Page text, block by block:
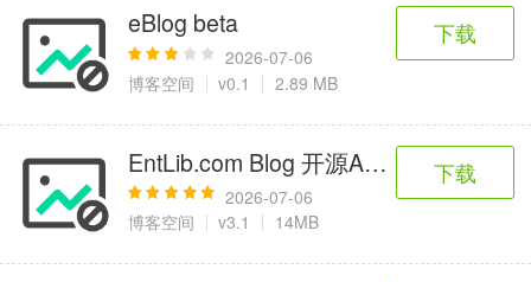
eBlog beta
2026-07-06
博客空间
v0.1 2.89 MB
下载
EntLib.com Blog 开源ASP.NET/C# 博
2026-07-06
博客空间
v3.1 14MB
下载